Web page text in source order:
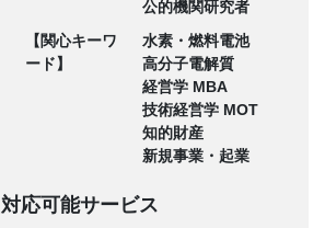
公的機関研究者
【関心キーワ
ード】
水素・燃料電池
高分子電解質
経営学 MBA
技術経営学 MOT
知的財産
新規事業・起業
対応可能サービス